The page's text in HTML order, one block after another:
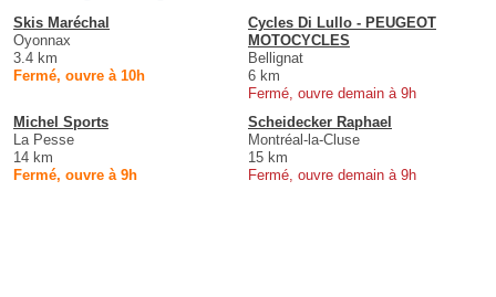
Skis Maréchal
Oyonnax
3.4 km
Fermé, ouvre à 10h
Cycles Di Lullo - PEUGEOT
MOTOCYCLES
Bellignat
6 km
Fermé, ouvre demain à 9h
Michel Sports
La Pesse
14 km
Fermé, ouvre à 9h
Scheidecker Raphael
Montréal-la-Cluse
15 km
Fermé, ouvre demain à 9h